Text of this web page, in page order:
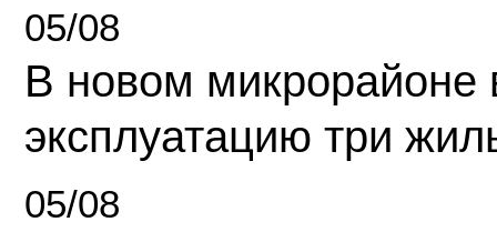
05/08
В новом микрорайоне
эксплуатацию три
05/08